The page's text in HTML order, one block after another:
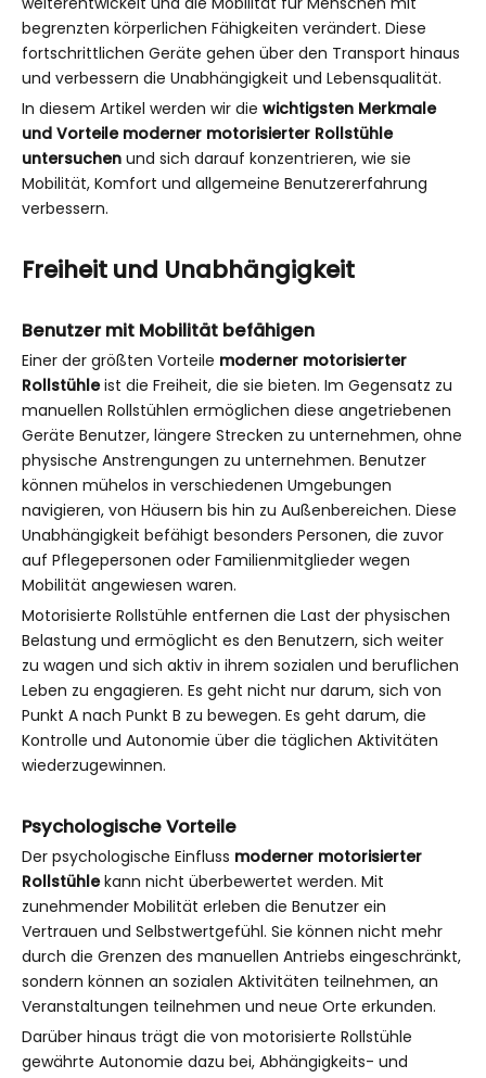
begrenzten körperlichen Fähigkeiten verändert. Diese
fortschrittlichen Geräte gehen über den Transport hinaus
und verbessern die Unabhängigkeit und Lebensqualität.
In diesem Artikel werden wir die wichtigsten Merkmale
und Vorteile moderner motorisierter Rollstühle
untersuchen und sich darauf konzentrieren, wie sie
Mobilität, Komfort und allgemeine Benutzererfahrung
verbessern.
Freiheit und Unabhängigkeit
Benutzer mit Mobilität befähigen
Einer der größten Vorteile moderner motorisierter
Rollstühleist die Freiheit, die sie bieten. Im Gegensatz zu
manuellen Rollstühlen ermöglichen diese angetriebenen
Geräte Benutzer, längere Strecken zu unternehmen, ohne
physische Anstrengungen zu unternehmen. Benutzer
können mühelos in verschiedenen Umgebungen
navigieren, von Häusern bis hin zu Außenbereichen. Diese
Unabhängigkeit befähigt besonders Personen, die zuvor
auf Pflegepersonen oder Familienmitglieder wegen
Mobilität angewiesen waren.
Motorisierte Rollstühle entfernen die Last der physischen
Belastung und ermöglicht es den Benutzern, sich weiter
zu wagen und sich aktiv in ihrem sozialen und beruflichen
Leben zu engagieren. Es geht nicht nur darum, sich von
Punkt A nach Punkt B zu bewegen. Es geht darum, die
Kontrolle und Autonomie über die täglichen Aktivitäten
wiederzugewinnen.
Psychologische Vorteile
Der psychologische Einfluss moderner motorisierter
Rollstühlekann nicht überbewertet werden. Mit
zunehmender Mobilität erleben die Benutzer ein
Vertrauen und Selbstwertgefühl. Sie können nicht mehr
durch die Grenzen des manuellen Antriebs eingeschränkt,
sondern können an sozialen Aktivitäten teilnehmen, an
Veranstaltungen teilnehmen und neue Orte erkunden.
Darüber hinaus trägt die von motorisierte Rollstühle
gewährte Autonomie dazu bei, Abhängigkeits- und